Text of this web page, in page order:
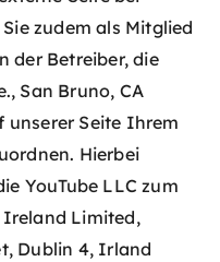
zudem als Mitglied
der Betreiber, die
San Bruno, CA
unserer Seite Ihrem
Hierbei
YouTube LLC zum
Ireland Limited,
Dublin 4, Irland